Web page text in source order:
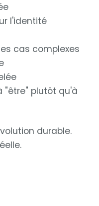
l'identité
cas complexes
"être" plutôt qu'à
durable.